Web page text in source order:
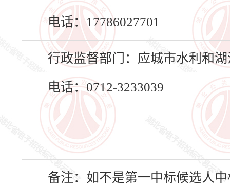
电话：17786027701
行政监督部门：应城市水利和
电话：0712-3233039
备注：如不是第一中标候选人